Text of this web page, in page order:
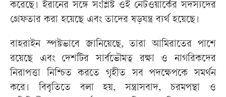
করেছে। ইরানের সঙ্গে সংশ্লিষ্ট ওই নেটওয়ার্কের সদস্যদের
গ্রেফতার করা হয়েছে এবং তাদের ষড়যন্ত্র ব্যর্থ হয়েছে।
বাহরাইন স্পষ্টভাবে জানিয়েছে, তারা আমিরাতের পাশে
রয়েছে এবং দেশটির সার্বভৌমত্ব রক্ষা ও নাগরিকদের
নিরাপত্তা নিশ্চিত করতে গৃহীত সব পদক্ষেপকে সমর্থন
করে। বিবৃতিতে বলা হয়, সন্ত্রাসবাদ, চরমপন্থা ও